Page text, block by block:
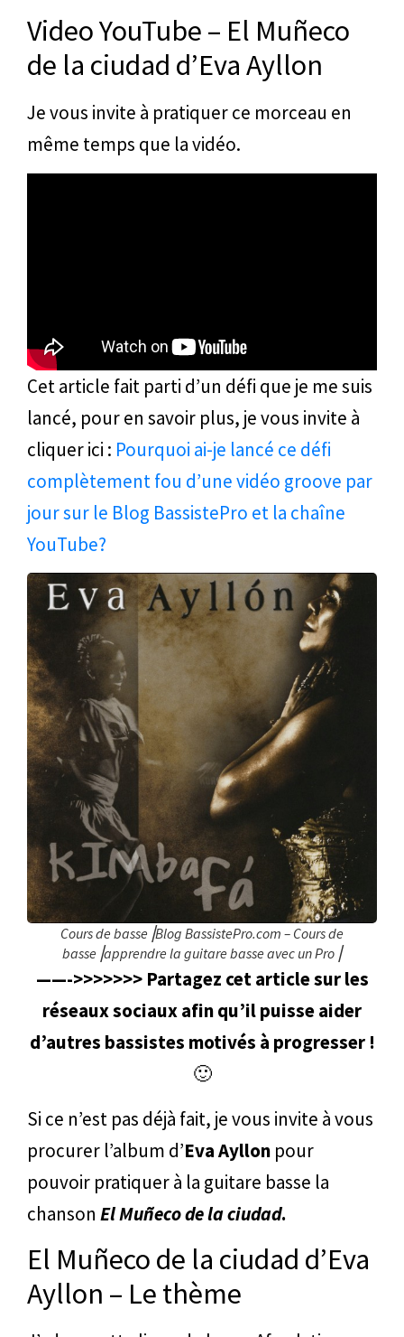
Video YouTube – El Muñeco
de la ciudad d’Eva Ayllon
Je vous invite à pratiquer ce morceau en
même temps que la vidéo.
Cet article fait parti d’un défi que je me suis
lancé, pour en savoir plus, je vous invite à
cliquer ici : Pourquoi ai-je lancé ce défi
complètement fou d’une vidéo groove par
jour sur le Blog BassistePro et la chaîne
YouTube?
Cours de basse⎥Blog BassistePro.com – Cours de
basse⎥apprendre la guitare basse avec un Pro⎥
——->>>>>>> Partagez cet article sur les
réseaux sociaux afin qu’il puisse aider
d’autres bassistes motivés à progresser !
🙂
Si ce n’est pas déjà fait, je vous invite à vous
procurer l’album d’Eva Ayllon pour
pouvoir pratiquer à la guitare basse la
chanson El Muñeco de la ciudad.
El Muñeco de la ciudad d’Eva
Ayllon – Le thème